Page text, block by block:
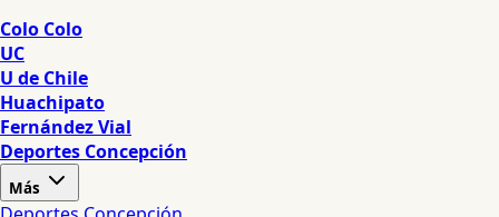
Colo Colo
UC
U de Chile
Huachipato
Fernández Vial
Deportes Concepción
Más